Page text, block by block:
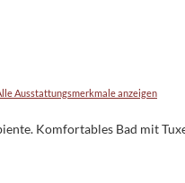
Ausstattungsmerkmale anzeigen
Komfortables Bad mit